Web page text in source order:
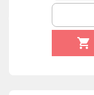
